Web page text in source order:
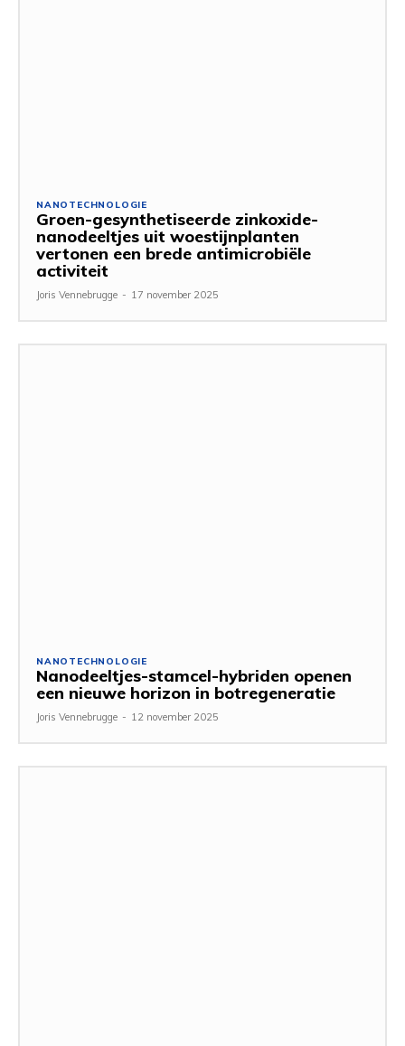
NANOTECHNOLOGIE
Groen-gesynthetiseerde zinkoxide-
nanodeeltjes uit woestijnplanten
vertonen een brede antimicrobiële
activiteit
Joris Vennebrugge - 17 november 2025
NANOTECHNOLOGIE
Nanodeeltjes-stamcel-hybriden openen
een nieuwe horizon in botregeneratie
Joris Vennebrugge - 12 november 2025